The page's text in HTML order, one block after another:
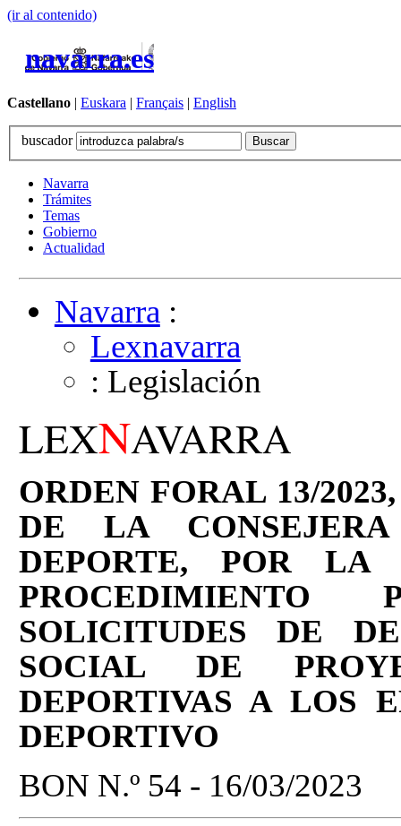
(ir al contenido)
navarra.es
Castellano | Euskara | Français | English
buscador
Navarra
Trámites
Temas
Gobierno
Actualidad
Navarra:
Lexnavarra
: Legislación
LEXNAVARRA
ORDEN FORAL 13/
DE LA
DEPORTE, POR LA
SOLICITUDES DE
SOCIAL DE
DEPORTIVAS A LOS
DEPORTIVO
BON N.º 54 - 16/03/2023